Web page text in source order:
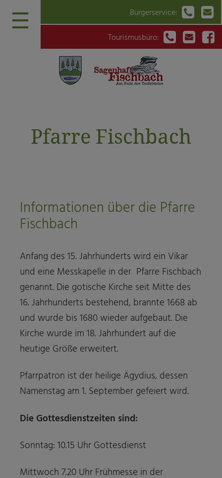
Bürgerservice:  
Tourismusbüro:   
Pfarre Fischbach
Informationen über die Pfarre
Fischbach
Anfang des 15. Jahrhunderts wird ein Vikar
und eine Messkapelle in der Pfarre Fischbach
genannt. Die gotische Kirche seit Mitte des
16. Jahrhunderts bestehend, brannte 1668 ab
und wurde bis 1680 wieder aufgebaut. Die
Kirche wurde im 18. Jahrhundert auf die
heutige Größe erweitert.
Pfarrpatron ist der heilige Ägydius, dessen
Namenstag am 1. September gefeiert wird.
Die Gottesdienstzeiten sind:
Sonntag: 10.15 Uhr Gottesdienst
Mittwoch 7.20 Uhr Frühmesse in der